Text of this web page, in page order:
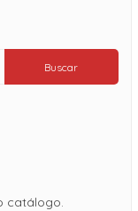
Buscar
catálogo.